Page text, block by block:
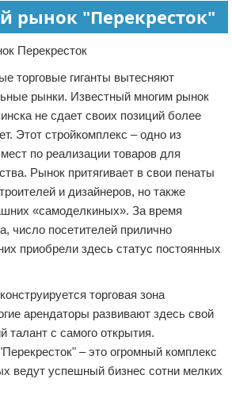
рынок "Перекресток"
торговые гиганты вытесняют
рынки. Известный многим рынок
не сдает своих позиций более
Этот стройкомплекс – одно из
по реализации товаров для
Рынок притягивает в свои пенаты
и дизайнеров, но также
«самоделкиных». За время
число посетителей прилично
приобрели здесь статус постоянных
торговая зона
арендаторы развивают здесь свой
талант с самого открытия.
– это огромный комплекс
ведут успешный бизнес сотни мелких